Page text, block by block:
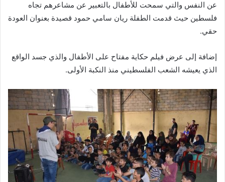
عن النفس والتي سمحت للأطفال بالتعبير عن مشاعرهم تجاه
فلسطين حيث قدمت الطفلة ريان سامي حمود قصيدة بعنوان العودة
حقي.
إضافة إلى عرض فيلم حكاية مفتاح على الأطفال والذي جسد الواقع
الذي يعيشه الشعب الفلسطيني منذ النكبة الأولى.